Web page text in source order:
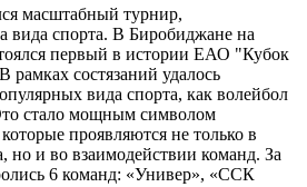
масштабный турнир,
вида спорта. В Биробиджане на
первый в истории ЕАО "Кубок
рамках состязаний удалось
вида спорта, как волейбол
стало мощным символом
проявляются не только в
но и во взаимодействии команд. За
6 команд: «Универ», «ССК